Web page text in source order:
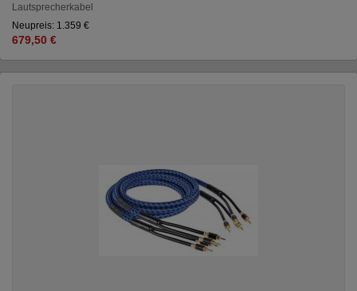
Lautsprecherkabel
Neupreis: 1.359 €
679,50 €